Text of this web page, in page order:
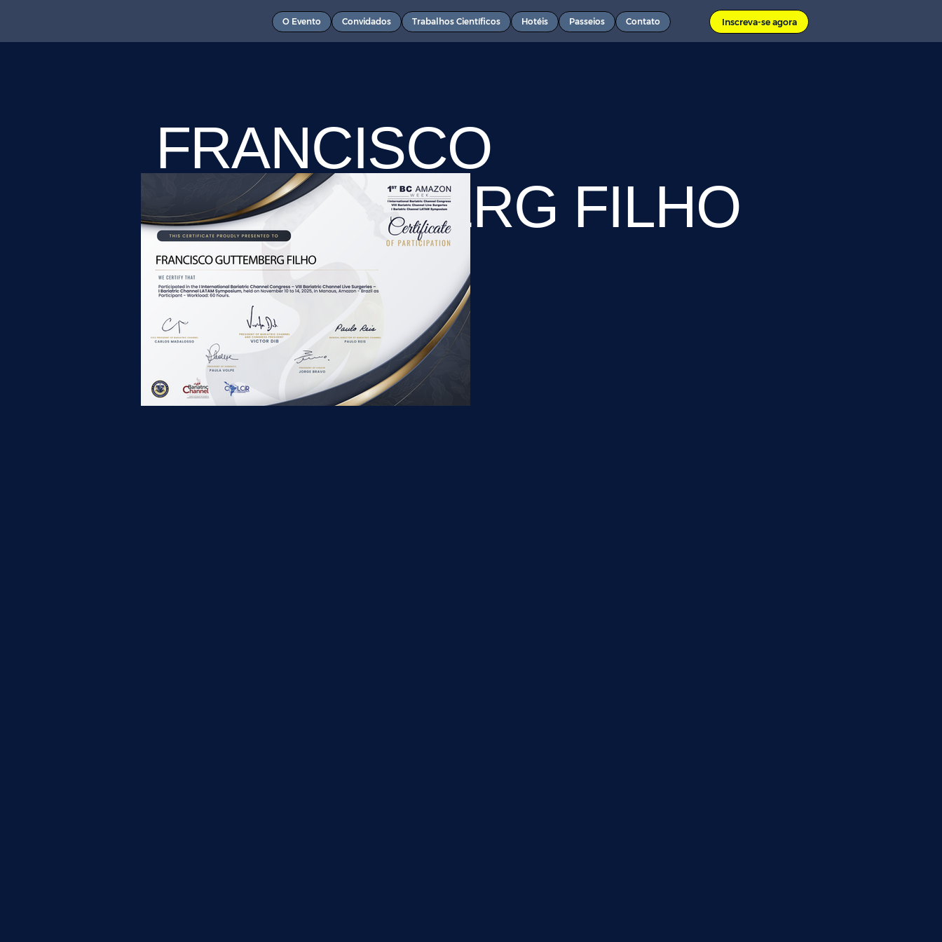
O Evento Convidados Trabalhos Científicos Hotéis Passeios Contato Inscreva-se agora
FRANCISCO
GUTTEMBERG FILHO